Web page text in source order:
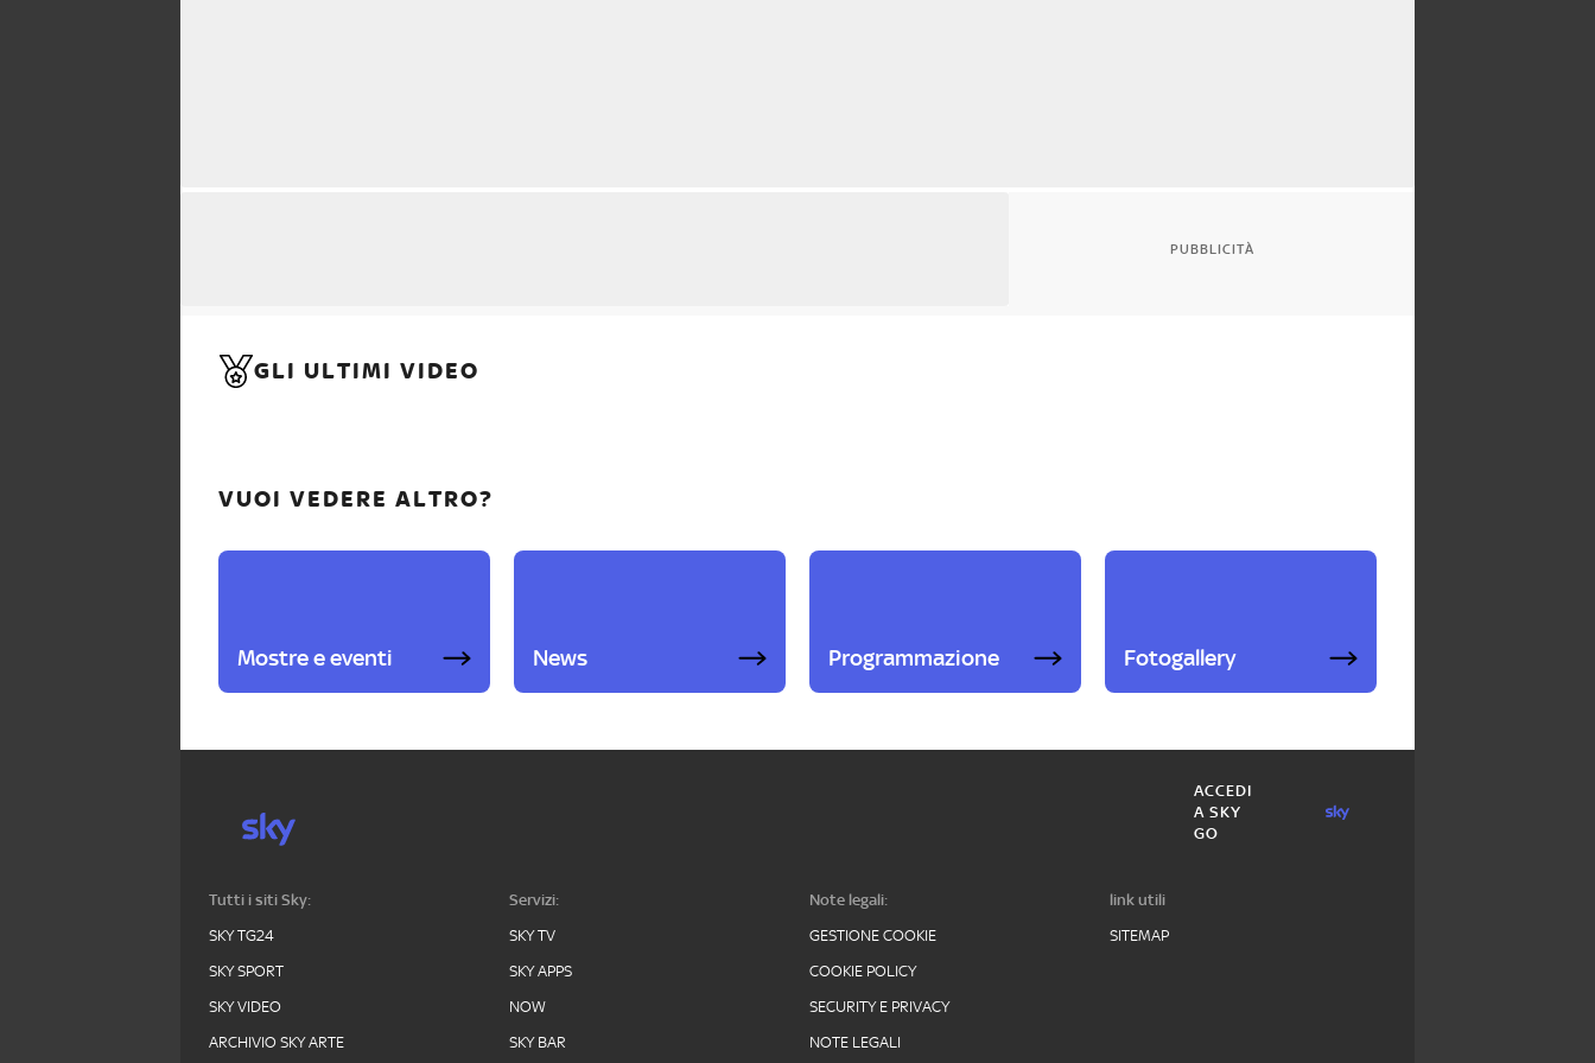
PUBBLICITÀ
GLI ULTIMI VIDEO
VUOI VEDERE ALTRO?
Mostre e eventi News Programmazione Fotogallery
ACCEDI
A SKY
GO
Tutti i siti Sky:
SKY TG24
SKY SPORT
SKY VIDEO
ARCHIVIO SKY ARTE
Servizi:
SKY TV
SKY APPS
NOW
SKY BAR
Note legali:
GESTIONE COOKIE
COOKIE POLICY
SECURITY E PRIVACY
NOTE LEGALI
link utili
SITEMAP